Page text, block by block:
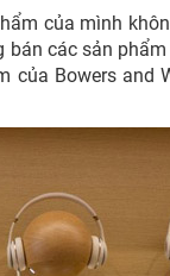
của mình
bán các sản
của Bowers and